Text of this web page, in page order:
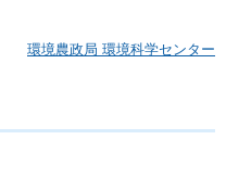
環境農政局 環境科学センター